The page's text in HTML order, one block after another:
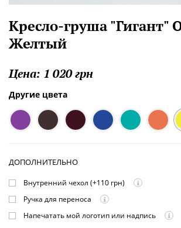
Кресло-груша "Гигант"
Желтый
Цена: 1 020 грн
Другие цвета
ДОПОЛНИТЕЛЬНО
Внутренний чехол (+110 грн)
Ручка для переноса
Напечатать мой логотип или надпись